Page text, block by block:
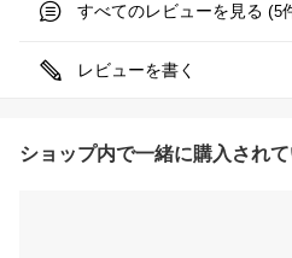
すべてのレビューを見る (5
レビューを書く
ショップ内で一緒に購入され